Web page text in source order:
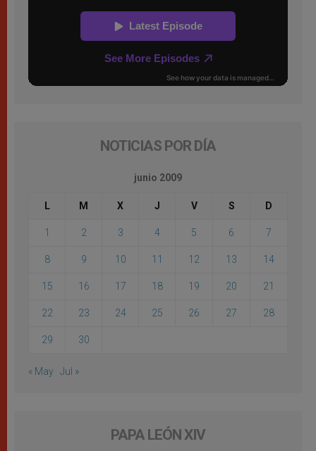
NOTICIAS POR DÍA
junio 2009
L M X J V S D
1 2 3 4 5 6 7
8 9 10 11 12 13 14
15 16 17 18 19 20 21
22 23 24 25 26 27 28
29 30
« May Jul »
PAPA LEÓN XIV